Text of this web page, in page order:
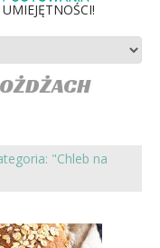
"Chleb na